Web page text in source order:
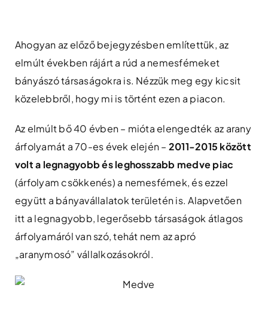
content
Ahogyan az előző bejegyzésben említettük, az
elmúlt években rájárt a rúd a nemesfémeket
bányászó társaságokra is. Nézzük meg egy kicsit
közelebbről, hogy mi is történt ezen a piacon.
Az elmúlt bő 40 évben – mióta elengedték az arany
árfolyamát a 70-es évek elején – 2011-2015 között
volt a legnagyobb és leghosszabb medve piac
(árfolyam csökkenés) a nemesfémek, és ezzel
együtt a bányavállalatok területén is. Alapvetően
itt a legnagyobb, legerősebb társaságok átlagos
árfolyamáról van szó, tehát nem az apró
„aranymosó” vállalkozásokról.